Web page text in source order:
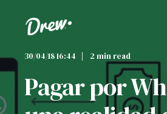
30/04/18 16:44 2 min read
Pagar por